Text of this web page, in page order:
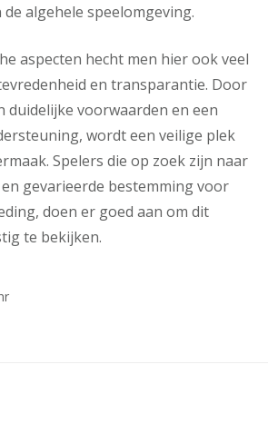
algehele speelomgeving.
aspecten hecht men hier ook veel
en transparantie. Door
duidelijke voorwaarden en een
wordt een veilige plek
Spelers die op zoek zijn naar
gevarieerde bestemming voor
doen er goed aan om dit
te bekijken.